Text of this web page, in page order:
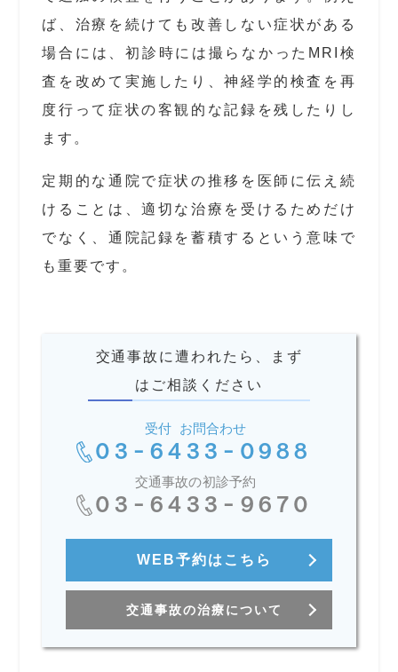
ば、治療を続けても改善しない症状がある
場合には、初診時には撮らなかったMRI検
査を改めて実施したり、神経学的検査を再
度行って症状の客観的な記録を残したりし
ます。
定期的な通院で症状の推移を医師に伝え続
けることは、適切な治療を受けるためだけ
でなく、通院記録を蓄積するという意味で
も重要です。
交通事故に遭われたら、まず
はご相談ください
受付 お問合わせ
03-6433-0988
交通事故の初診予約
03-6433-9670
WEB予約はこちら
交通事故の治療について